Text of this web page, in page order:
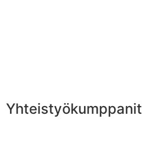
Yhteistyökumppanit